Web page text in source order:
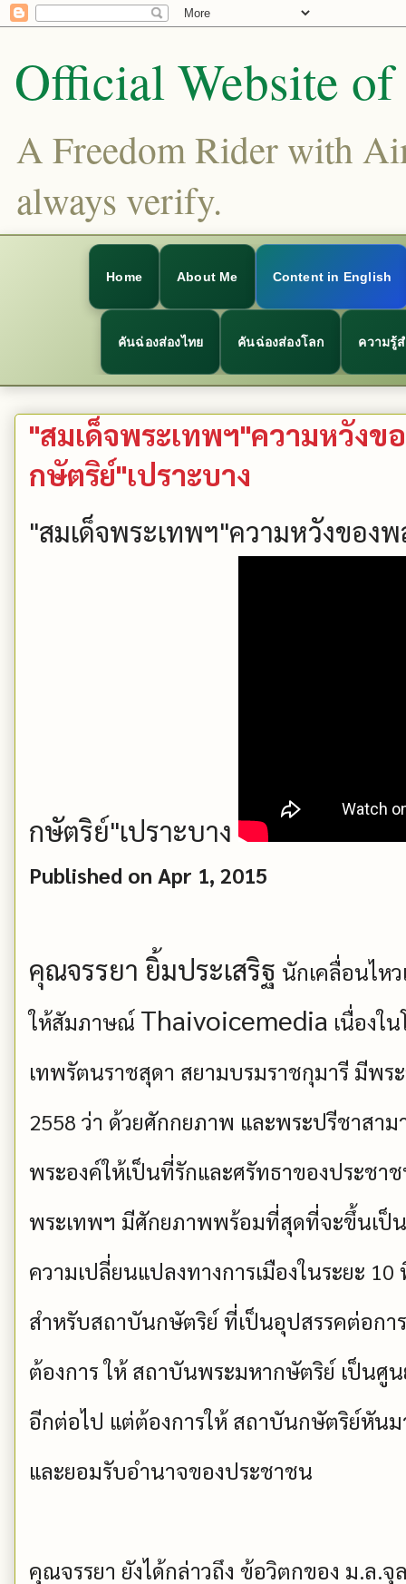
Official Website
A Freedom Rider with
always verify.
Home About Me Content in English
คันฉ่องส่องไทย คันฉ่องส่องโลก ความรู้
"สมเด็จพระเทพฯ"ความหวัง
กษัตริย์"เปราะบาง
"สมเด็จพระเทพฯ"ความหวังของ
กษัตริย์"เปราะบาง
Published on Apr 1, 2015
คุณจรรยา ยิ้มประเสริฐ นักเคลื่อนไห
ให้สัมภาษณ์ Thaivoicemedia เนื่องใ
เทพรัตนราชสุดา สยามบรมราชกุมารี มีพ
2558 ว่า ด้วยศักกยภาพ และพระปรีชาสาม
พระองค์ให้เป็นที่รักและศรัทธาของประชา
พระเทพฯ มีศักยภาพพร้อมที่สุดที่จะขึ้นเป็
ความเปลี่ยนแปลงทางการเมืองในระยะ
สำหรับสถาบันกษัตริย์ ที่เป็นอุปสรรคต่อกา
ต้องการ ให้ สถาบันพระมหากษัตริย์ เป็นศู
อีกต่อไป แต่ต้องการให้ สถาบันกษัตริย์หัน
และยอมรับอำนาจของประชาชน
คุณจรรยา ยังได้กล่าวถึง ข้อวิตกของ ม.ล.จุ